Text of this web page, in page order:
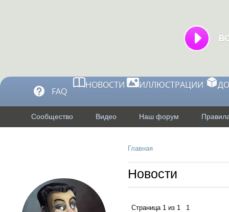
НОВОСТИ ИЛЛЮСТРАЦИИ
FAQ
Сообщество Видео Наш форум
Главная
Новости
Страница 1 из 1
1